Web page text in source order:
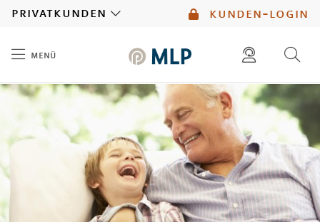
kunden-login
privatkunden
menü
diese website durchsuchen
mlp berater finden
Inhalt